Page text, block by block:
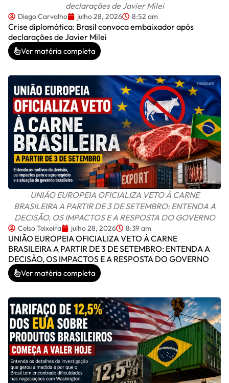
declarações de Javier Milei
Diego Carvalho julho 28, 2026 8:52 am
Crise diplomática: Brasil convoca embaixador após
declarações de Javier Milei
Ver matéria completa
UNIÃO EUROPEIA OFICIALIZA VETO À CARNE
BRASILEIRA A PARTIR DE 3 DE SETEMBRO: ENTENDA A
DECISÃO, OS IMPACTOS E A RESPOSTA DO GOVERNO
Celso Teixeira julho 28, 2026 8:39 am
UNIÃO EUROPEIA OFICIALIZA VETO À CARNE
BRASILEIRA A PARTIR DE 3 DE SETEMBRO: ENTENDA A
DECISÃO, OS IMPACTOS E A RESPOSTA DO GOVERNO
Ver matéria completa